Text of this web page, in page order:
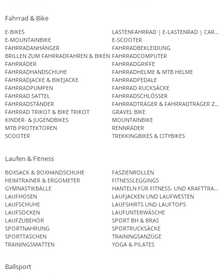
Fahrrad & Bike
E-BIKES
LASTENFAHRRAD | E-LASTENRAD |
E-MOUNTAINBIKE
E-SCOOTER
FAHRRADANHÄNGER
FAHRRADBEKLEIDUNG
BRILLEN ZUM FAHRRADFAHREN & BIKEN FAHRRADCOMPUTER
FAHRRÄDER
FAHRRADGRIFFE
FAHRRADHANDSCHUHE
FAHRRADHELME & MTB HELME
FAHRRADJACKE & BIKEJACKE
FAHRRADPEDALE
FAHRRADPUMPEN
FAHRRAD RUCKSÄCKE
FAHRRAD SATTEL
FAHRRADSCHLÖSSER
FAHRRADSTÄNDER
FAHRRADTRÄGER & FAHRRADTRÄGER
FAHRRAD TRIKOT & BIKE TRIKOT
GRAVEL BIKE
KINDER- & JUGENDBIKES
MOUNTAINBIKE
MTB PROTEKTOREN
RENNRÄDER
SCOOTER
TREKKINGBIKES & CITYBIKES
Laufen & Fitness
BOXSACK & BOXHANDSCHUHE
FASZIENROLLEN
HEIMTRAINER & ERGOMETER
FITNESSLEGGINGS
GYMNASTIKBÄLLE
HANTELN FÜR FITNESS- UND
LAUFHOSEN
LAUFJACKEN UND LAUFWESTEN
LAUFSCHUHE
LAUFSHIRTS UND LAUFTOPS
LAUFSOCKEN
LAUFUNTERWÄSCHE
LAUFZUBEHÖR
SPORT BH & BRAS
SPORTNAHRUNG
SPORTRUCKSÄCKE
SPORTTASCHEN
TRAININGSANZÜGE
TRAININGSMATTEN
YOGA & PILATES
Ballsport